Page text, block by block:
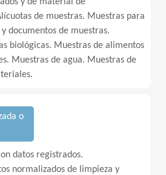
de muestras. Muestras para
documentos de muestras.
biológicas. Muestras de alimentos
Muestras de agua. Muestras de
o
datos registrados.
normalizados de limpieza y